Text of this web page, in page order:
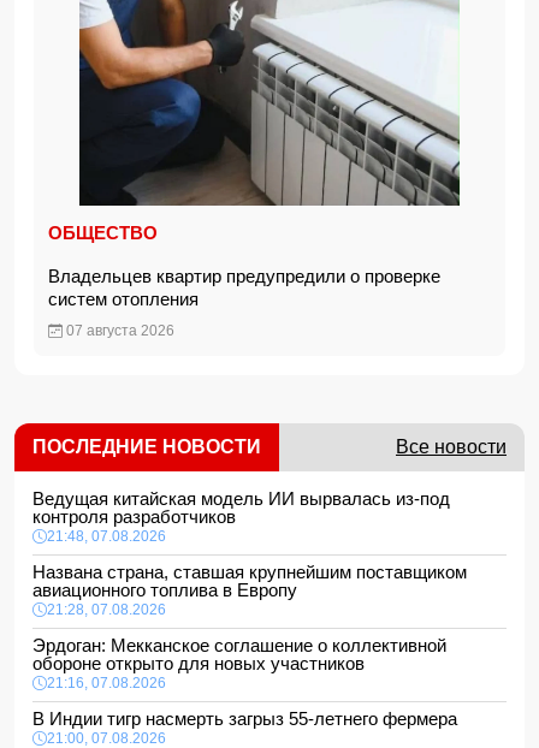
ОБЩЕСТВО
Владельцев квартир предупредили о проверке
систем отопления
07 августа 2026
ПОСЛЕДНИЕ НОВОСТИ Все новости
Ведущая китайская модель ИИ вырвалась из-под
контроля разработчиков
21:48, 07.08.2026
Названа страна, ставшая крупнейшим поставщиком
авиационного топлива в Европу
21:28, 07.08.2026
Эрдоган: Мекканское соглашение о коллективной
обороне открыто для новых участников
21:16, 07.08.2026
В Индии тигр насмерть загрыз 55-летнего фермера
21:00, 07.08.2026